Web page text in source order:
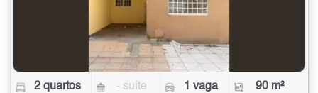
2 quartos - suíte 1 vaga 90 m²